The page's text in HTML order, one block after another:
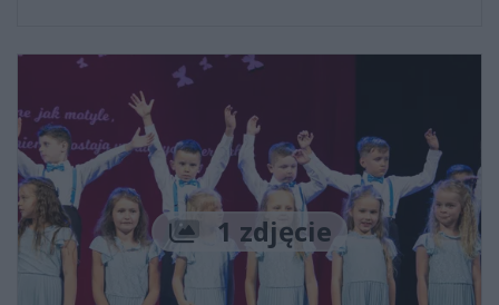
Liczba zdjęć
1 zdjęcie